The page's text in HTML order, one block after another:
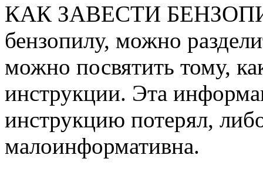
КАК ЗАВЕСТИ
бензопилу, можно
можно посвятить тому,
инструкции. Эта
инструкцию потерял,
малоинформативна.